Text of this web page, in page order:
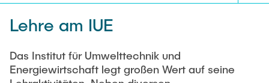
Forschungsbereiche
b3 - Gruppe Bioraffinerie, Bioenergie & Bioökonomie
Ausstattung
PROJEKTE
Klausurtermine
Praktikantenamt
Lehrbeauftragte
Ringvorlesung: Grüne Mobilität (WS 25/26)
Energien (WS 24/25)
Lehre am IUE
Das Institut für Umwelttechnik und
Energiewirtschaft legt großen Wert auf seine